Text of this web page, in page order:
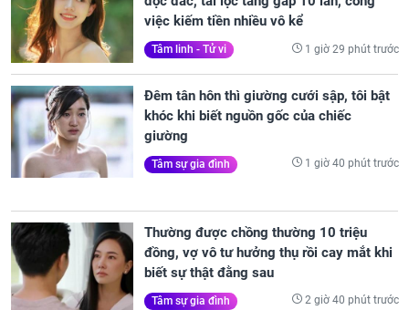
việc kiếm tiền nhiều vô kể
Tâm linh - Tử vi 1 giờ 29 phút trước
Đêm tân hôn thì giường cưới sập, tôi bật
khóc khi biết nguồn gốc của chiếc
giường
Tâm sự gia đình 1 giờ 40 phút trước
Thường được chồng thường 10 triệu
đồng, vợ vô tư hưởng thụ rồi cay mắt khi
biết sự thật đằng sau
Tâm sự gia đình 2 giờ 40 phút trước